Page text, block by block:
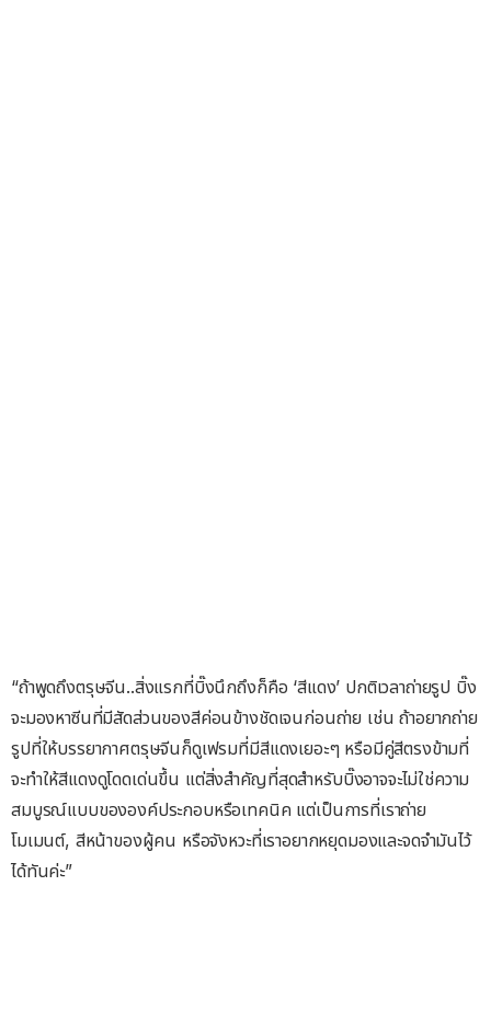
“ถ้าพูดถึงตรุษจีน..สิ่งแรกที่บิ๊งนึกถึงก็คือ ‘สีแดง’ ปกติเวลาถ่ายรูป บิ๊ง
จะมองหาซีนที่มีสัดส่วนของสีค่อนข้างชัดเจนก่อนถ่าย เช่น ถ้าอยากถ่าย
รูปที่ให้บรรยากาศตรุษจีนก็ดูเฟรมที่มีสีแดงเยอะๆ หรือมีคู่สีตรงข้ามที่
จะทำให้สีแดงดูโดดเด่นขึ้น แต่สิ่งสำคัญที่สุดสำหรับบิ๊งอาจจะไม่ใช่ความ
สมบูรณ์แบบขององค์ประกอบหรือเทคนิค แต่เป็นการที่เราถ่าย
โมเมนต์, สีหน้าของผู้คน หรือจังหวะที่เราอยากหยุดมองและจดจำมันไว้
ได้ทันค่ะ”